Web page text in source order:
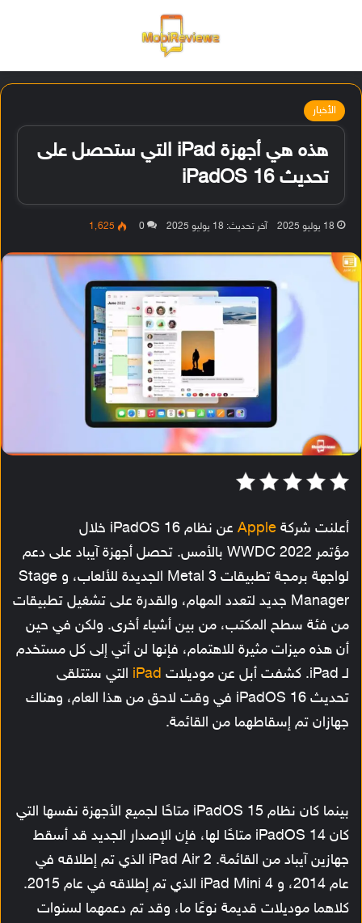
الأخبار
هذه هي أجهزة iPad التي ستحصل على
تحديث iPadOS 16
18 يوليو 2025 آخر تحديث: 18 يوليو 2025 0 1٬625
أعلنت شركة Apple
عن نظام iPadOS 16 خلال
مؤتمر WWDC 2022 بالأمس. تحصل أجهزة آيباد على دعم
لواجهة برمجة تطبيقات Metal 3 الجديدة للألعاب، و Stage
Manager جديد لتعدد المهام، والقدرة على تشغيل تطبيقات
من فئة سطح المكتب، من بين أشياء أخرى. ولكن في حين
أن هذه ميزات مثيرة للاهتمام، فإنها لن أتي إلى كل مستخدم
لـ iPad. كشفت أبل عن موديلات
iPad التي ستتلقى
تحديث iPadOS 16 في وقت لاحق من هذا العام، وهناك
جهازان تم إسقاطهما من القائمة.
بينما كان نظام iPadOS 15 متاحًا لجميع الأجهزة نفسها التي
كان iPadOS 14 متاحًا لها، فإن الإصدار الجديد قد أسقط
جهازين آيباد من القائمة. iPad Air 2 الذي تم إطلاقه في
عام 2014، و iPad Mini 4 الذي تم إطلاقه في عام 2015.
كلاهما موديلات قديمة نوعًا ما، وقد تم دعمهما لسنوات